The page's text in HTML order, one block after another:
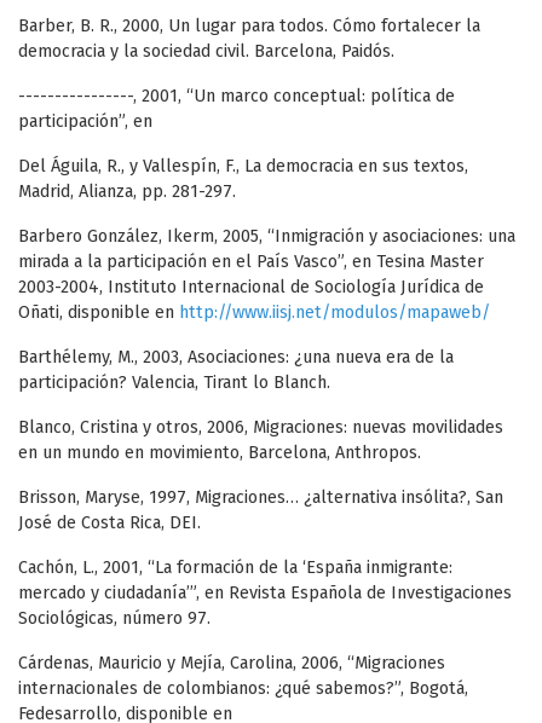
Barber, B. R., 2000, Un lugar para todos. Cómo fortalecer la
democracia y la sociedad civil. Barcelona, Paidós.
----------------, 2001, “Un marco conceptual: política de
participación”, en
Del Águila, R., y Vallespín, F., La democracia en sus textos,
Madrid, Alianza, pp. 281-297.
Barbero González, Ikerm, 2005, “Inmigración y asociaciones: una
mirada a la participación en el País Vasco”, en Tesina Master
2003-2004, Instituto Internacional de Sociología Jurídica de
Oñati, disponible en http://www.iisj.net/modulos/mapaweb/
Barthélemy, M., 2003, Asociaciones: ¿una nueva era de la
participación? Valencia, Tirant lo Blanch.
Blanco, Cristina y otros, 2006, Migraciones: nuevas movilidades
en un mundo en movimiento, Barcelona, Anthropos.
Brisson, Maryse, 1997, Migraciones… ¿alternativa insólita?, San
José de Costa Rica, DEI.
Cachón, L., 2001, “La formación de la ‘España inmigrante:
mercado y ciudadanía’”, en Revista Española de Investigaciones
Sociológicas, número 97.
Cárdenas, Mauricio y Mejía, Carolina, 2006, “Migraciones
internacionales de colombianos: ¿qué sabemos?”, Bogotá,
Fedesarrollo, disponible en